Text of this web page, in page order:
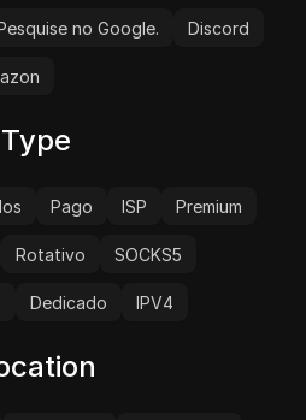
no Google. Discord
Type
Pago ISP Premium
Rotativo SOCKS5
Dedicado IPV4